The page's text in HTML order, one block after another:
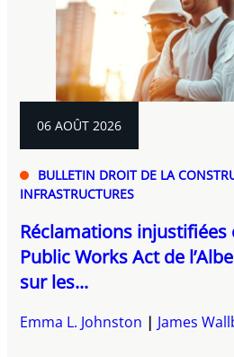
06 AOÛT 2026
BULLETIN DROIT DE LA
INFRASTRUCTURES
Réclamations injustifiées
Public Works Act de
sur les...
Emma L. Johnston James